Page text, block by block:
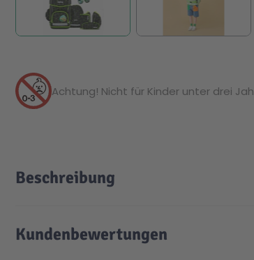
Achtung! Nicht für Kinder unter drei
Beschreibung
Kundenbewertungen